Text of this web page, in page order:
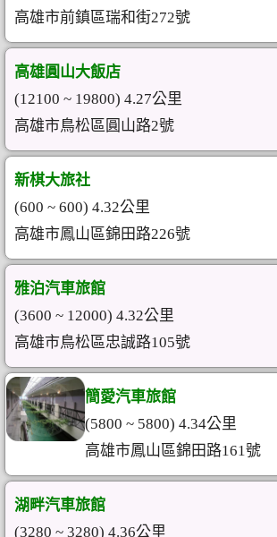
高雄市前鎮區瑞和街272號
高雄圓山大飯店
(12100 ~ 19800) 4.27公里
高雄市鳥松區圓山路2號
新棋大旅社
(600 ~ 600) 4.32公里
高雄市鳳山區錦田路226號
雅泊汽車旅館
(3600 ~ 12000) 4.32公里
高雄市鳥松區忠誠路105號
簡愛汽車旅館
(5800 ~ 5800) 4.34公里
高雄市鳳山區錦田路161號
湖畔汽車旅館
(3280 ~ 3280) 4.36公里